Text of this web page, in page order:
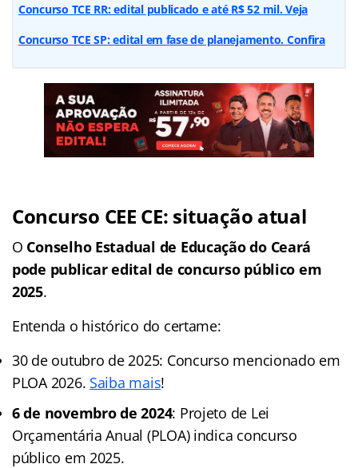
Concurso TCE RR: edital publicado e até R$ 52 mil. Veja
Concurso TCE SP: edital em fase de planejamento. Confira
Concurso CEE CE: situação atual
O Conselho Estadual de Educação do Ceará
pode publicar edital de concurso público em
2025.
Entenda o histórico do certame:
30 de outubro de 2025: Concurso mencionado em
PLOA 2026. Saiba mais!
6 de novembro de 2024: Projeto de Lei
Orçamentária Anual (PLOA) indica concurso
público em 2025.